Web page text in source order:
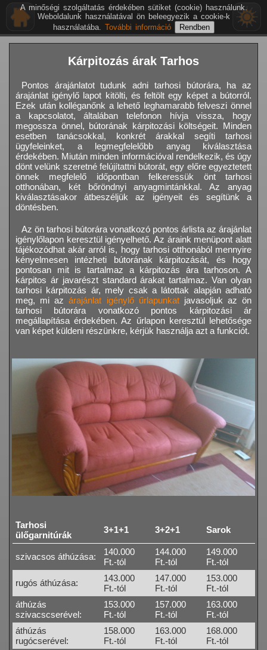
Kárpitozás árak Tarhos
Pontos árajánlatot tudunk adni tarhosi bútorára, ha az
árajánlat igénylő lapot kitölti, és feltölt egy képet a bútorról.
Ezek után kolléganőnk a lehető leghamarabb felveszi önnel
a kapcsolatot, általában telefonon hívja vissza, hogy
megossza önnel, bútorának kárpitozási költségeit. Minden
esetben tanácsokkal, konkrét árakkal segíti tarhosi
ügyfeleinket, a legmegfelelőbb anyag kiválasztása
érdekében. Miután minden információval rendelkezik, és úgy
dönt velünk szeretné felújítattni bútorát, egy előre egyeztetett
önnek megfelelő időpontban felkeressük önt tarhosi
otthonában, két bőröndnyi anyagmintánkkal. Az anyag
kiválasztásakor átbeszéljük az igényeit és segítünk a
döntésben.
Az ön tarhosi bútorára vonatkozó pontos árlista az árajánlat
igénylőlapon keresztül igényelhető. Az áraink menüpont alatt
tájékozódhat akár arról is, hogy tarhosi otthonából mennyire
kényelmesen intézheti bútorának kárpitozását, és hogy
pontosan mit is tartalmaz a kárpitozás ára tarhoson. A
kárpitos ár javarészt standard árakat tartalmaz. Van olyan
tarhosi kárpitozás ár, mely csak a látottak alapján adható
meg, mi azárajánlat igénylő űrlapunkatjavasoljuk az ön
tarhosi bútorára vonatkozó pontos kárpitozási ár
megállapítása érdekében. Az űrlapon keresztül lehetősége
van képet küldeni részünkre, kérjük használja azt a funkciót.
Tarhosi
ülőgarnitúrák
3+1+1 3+2+1 Sarok
szivacsos áthúzása:
140.000
Ft.-tól
144.000
Ft.-tól
149.000
Ft.-tól
rugós áthúzása:
143.000
Ft.-tól
147.000
Ft.-tól
153.000
Ft.-tól
áthúzás
szivacscserével:
153.000
Ft.-tól
157.000
Ft.-tól
163.000
Ft.-tól
áthúzás
rugócserével:
158.000
Ft.-tól
163.000
Ft.-tól
168.000
Ft.-tól
A minőségi szolgáltatás érdekében sütiket (cookie) használunk.
Weboldalunk használatával ön beleegyezik a cookie-k
használatába. További információ